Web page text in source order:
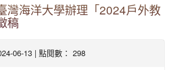
灣海洋大學辦理「2024戶外教
稿
06-13 | 點閱數： 298